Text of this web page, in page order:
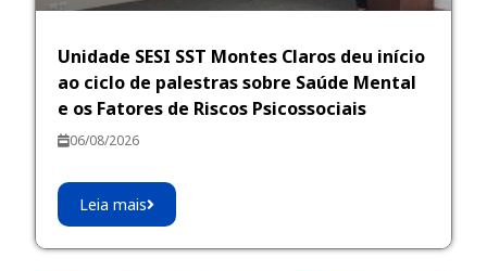
Unidade SESI SST Montes Claros deu início
ao ciclo de palestras sobre Saúde Mental
e os Fatores de Riscos Psicossociais
06/08/2026
Leia mais